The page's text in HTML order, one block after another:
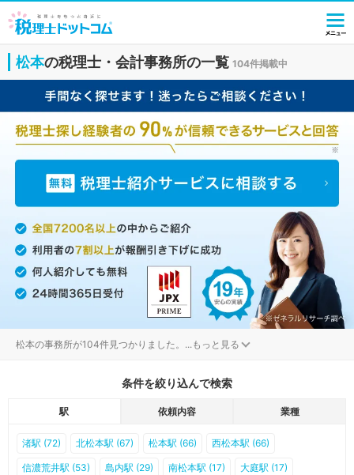
松本の税理士・会計事務所の一覧 104件掲載中
松本の事務所が104件見つかりました。 ...もっと見る
条件を絞り込んで検索
駅 依頼内容 業種
渚駅 (72) 北松本駅 (67) 松本駅 (66) 西松本駅 (66)
信濃荒井駅 (53) 島内駅 (29) 南松本駅 (17) 大庭駅 (17)